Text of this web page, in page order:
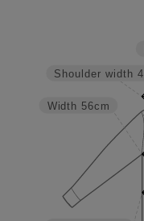
Width 56cm
Shoulder width